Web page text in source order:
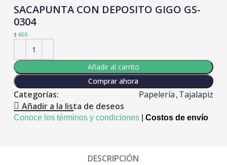
SACAPUNTA CON DEPOSITO GIGO GS-
0304
$650
Añadir al carrito
Comprar ahora
Categorías: Papelería,Tajalapiz
Añadir a la lista de deseos
Conoce los términos y condiciones| Costos de envío
DESCRIPCIÓN